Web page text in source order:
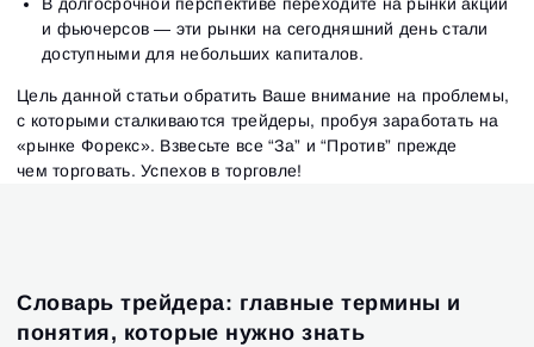
и фьючерсов — эти рынки на сегодняшний день стали
доступными для небольших капиталов.
Цель данной статьи обратить Ваше внимание на проблемы,
с которыми сталкиваются трейдеры, пробуя заработать на
«рынке Форекс». Взвесьте все “За” и “Против” прежде
чем торговать. Успехов в торговле!
Словарь трейдера: главные термины и
понятия, которые нужно знать